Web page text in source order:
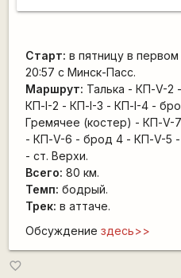
Старт: в пятницу в первом
20:57 с Минск-Пасс.
Маршрут: Талька - КП-V-2
КП-I-2 - КП-I-3 - КП-I-4 -
Гремячее (костер) - КП-V-
- КП-V-6 - брод 4 - КП-V-5
- ст. Верхи.
Всего: 80 км.
Темп: бодрый.
Трек: в аттаче.
Обсуждение здесь>>
favorite_border